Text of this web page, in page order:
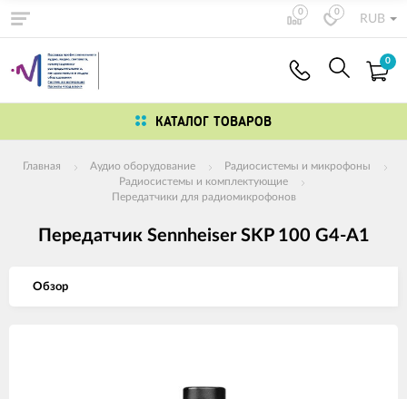
0 0
RUB
0
КАТАЛОГ ТОВАРОВ
Главная Аудио оборудование
Радиосистемы и микрофоны
Радиосистемы и комплектующие
Передатчики для радиомикрофонов
Передатчик Sennheiser SKP 100 G4-A1
Обзор